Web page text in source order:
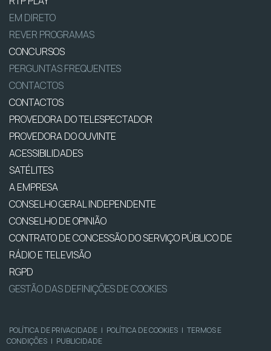
EM DIRETO
REVER PROGRAMAS
CONCURSOS
PERGUNTAS FREQUENTES
CONTACTOS
CONTACTOS
PROVEDORA DO TELESPECTADOR
PROVEDORA DO OUVINTE
ACESSIBILIDADES
SATÉLITES
A EMPRESA
CONSELHO GERAL INDEPENDENTE
CONSELHO DE OPINIÃO
CONTRATO DE CONCESSÃO DO SERVIÇO PÚBLICO DE
RÁDIO E TELEVISÃO
RGPD
GESTÃO DAS DEFINIÇÕES DE COOKIES
POLÍTICA DE PRIVACIDADE | POLÍTICA DE COOKIES | TERMOS E
CONDIÇÕES | PUBLICIDADE